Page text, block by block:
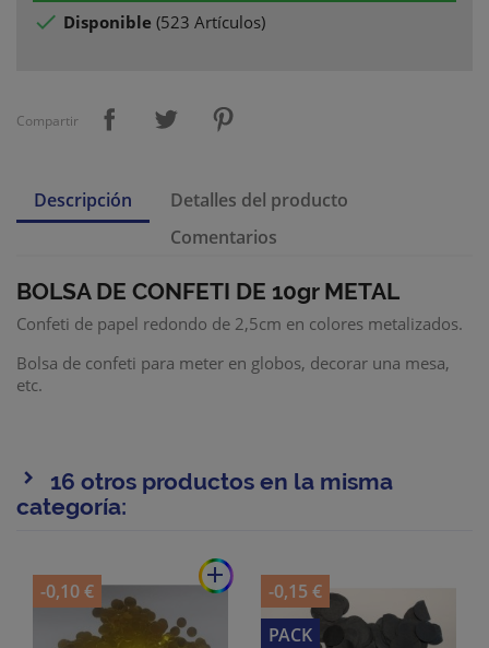
 Disponible (523 Artículos)
Compartir
Descripción
Detalles del producto
Comentarios
BOLSA DE CONFETI DE 10gr METAL
Confeti de papel redondo de 2,5cm en colores metalizados.
Bolsa de confeti para meter en globos, decorar una mesa,
etc.
16 otros productos en la misma
categoría:
add
-0,10 €
-0,15 €
PACK